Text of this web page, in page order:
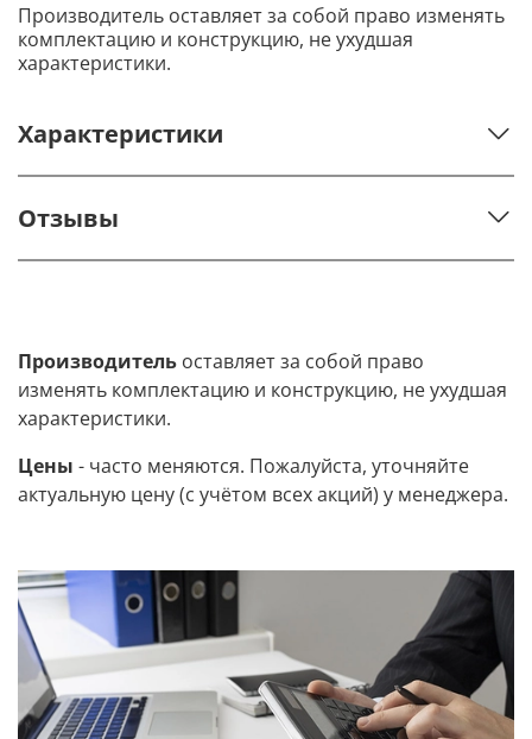
Производитель оставляет за собой право изменять
комплектацию и конструкцию, не ухудшая
характеристики.
Характеристики
Отзывы
Производитель оставляет за собой право
изменять комплектацию и конструкцию, не ухудшая
характеристики.
Цены - часто меняются. Пожалуйста, уточняйте
актуальную цену (с учётом всех акций) у менеджера.